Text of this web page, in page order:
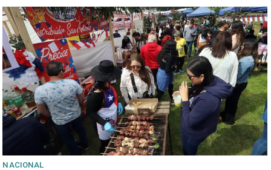
NACIONAL